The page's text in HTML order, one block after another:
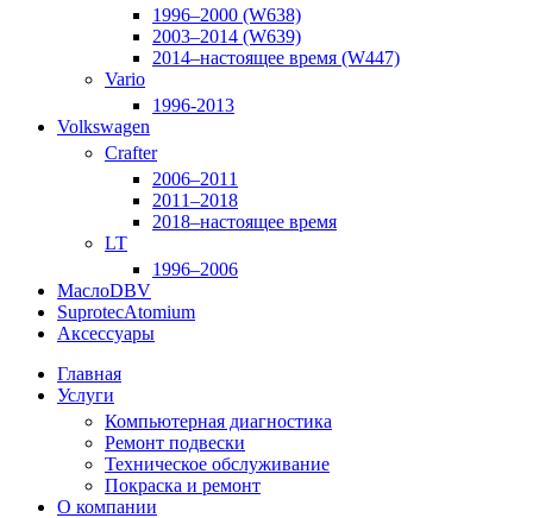
1996–2000 (W638)
2003–2014 (W639)
2014–настоящее время (W447)
Vario
1996-2013
Volkswagen
Crafter
2006–2011
2011–2018
2018–настоящее время
LT
1996–2006
МаслоDBV
SuprotecAtomium
Аксессуары
Главная
Услуги
Компьютерная диагностика
Ремонт подвески
Техническое обслуживание
Покраска и ремонт
О компании